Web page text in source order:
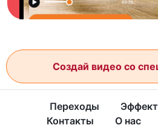
Создай видео со
Переходы
Контакты
О нас